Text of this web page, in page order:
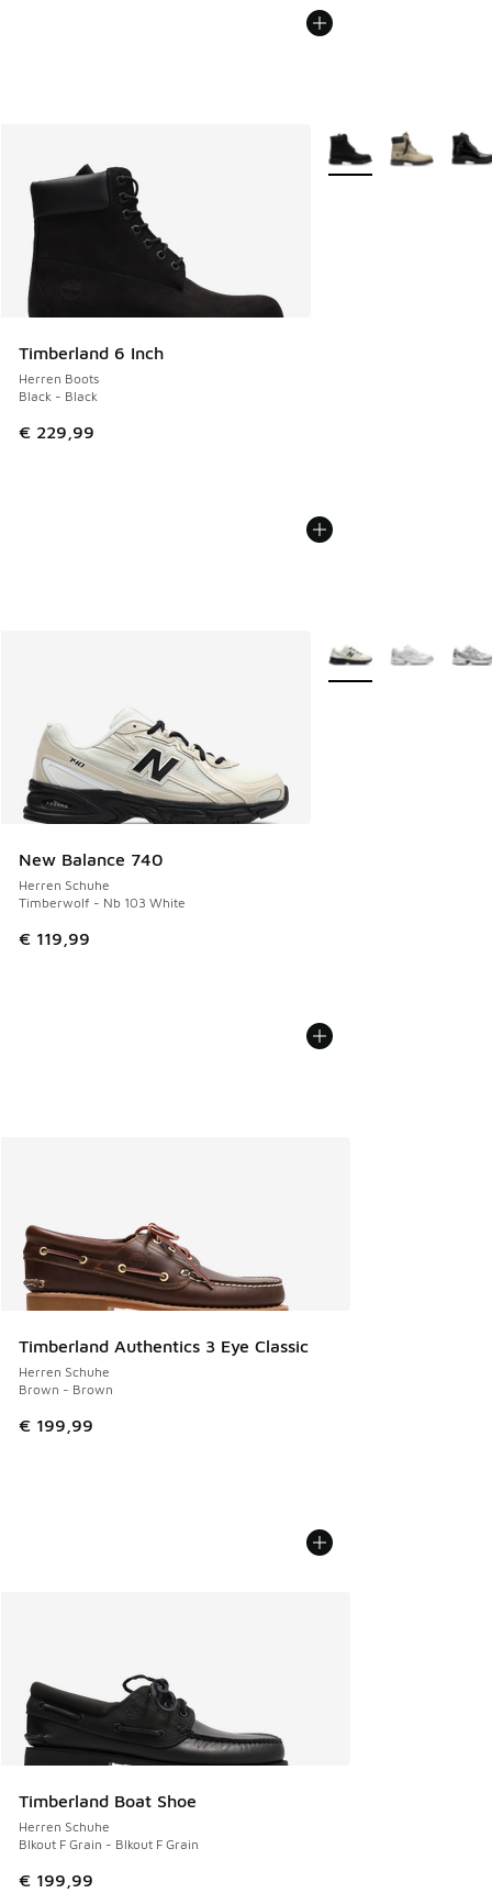
Timberland 6 Inch
Herren Boots
Black - Black
€ 229,99
Weitere Farben
New Balance 740
Herren Schuhe
Timberwolf - Nb 103 White
€ 119,99
Weitere Farben
Timberland Authentics 3 Eye Classic
Herren Schuhe
Brown - Brown
€ 199,99
Timberland Boat Shoe
Herren Schuhe
Blkout F Grain - Blkout F Grain
€ 199,99